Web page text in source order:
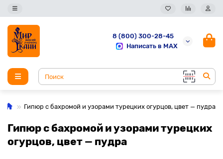
8 (800) 300-28-45
Написать в MAX
Гипюр с бахромой и узорами турецких огурцов, цвет — пудра
Гипюр с бахромой и узорами турецких
огурцов, цвет — пудра